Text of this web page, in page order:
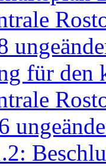
für den